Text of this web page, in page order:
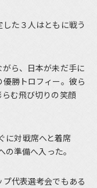
た３人はともに戦う
ら、日本が未だ手に
勝トロフィー。彼ら
む飛び切りの笑顔
に対戦席へと着席
準備へ入った。
代表選考会でもある